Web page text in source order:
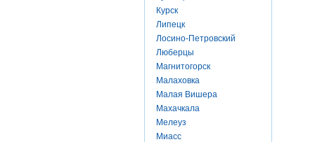
Курск
Липецк
Лосино-Петровский
Люберцы
Магнитогорск
Малаховка
Малая Вишера
Махачкала
Мелеуз
Миасс